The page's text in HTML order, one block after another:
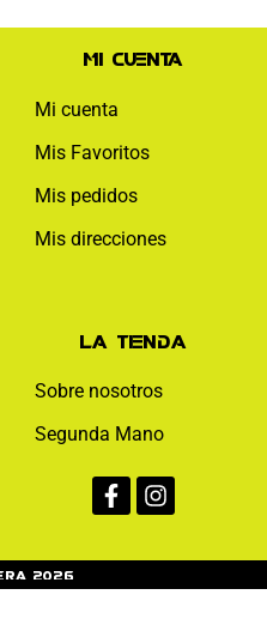
Mi cuenta
Mi cuenta
Mis Favoritos
Mis pedidos
Mis direcciones
La tienda
Sobre nosotros
Segunda Mano
f
2026